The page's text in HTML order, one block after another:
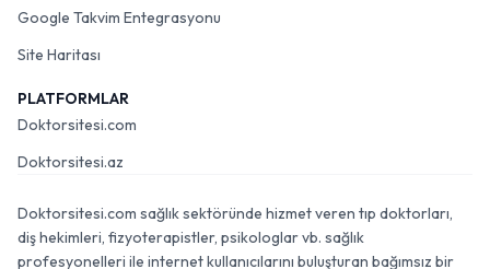
Google Takvim Entegrasyonu
Site Haritası
PLATFORMLAR
Doktorsitesi.com
Doktorsitesi.az
Doktorsitesi.com sağlık sektöründe hizmet veren tıp doktorları,
diş hekimleri, fizyoterapistler, psikologlar vb. sağlık
profesyonelleri ile internet kullanıcılarını buluşturan bağımsız bir